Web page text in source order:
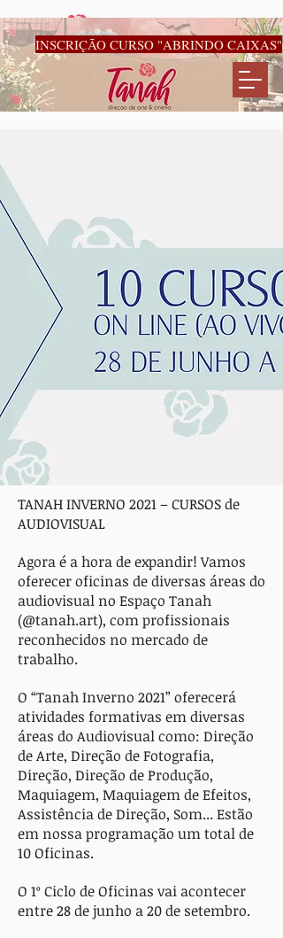
INSCRIÇÃO CURSO "ABRINDO CAIXAS"
TANAH INVERNO 2021 – CURSOS de
AUDIOVISUAL
Agora é a hora de expandir! Vamos
oferecer oficinas de diversas áreas do
audiovisual no Espaço Tanah
(@tanah.art), com profissionais
reconhecidos no mercado de
trabalho.
O “Tanah Inverno 2021” oferecerá
atividades formativas em diversas
áreas do Audiovisual como: Direção
de Arte, Direção de Fotografia,
Direção, Direção de Produção,
Maquiagem, Maquiagem de Efeitos,
Assistência de Direção, Som... Estão
em nossa programação um total de
10 Oficinas.
O 1º Ciclo de Oficinas vai acontecer
entre 28 de junho a 20 de setembro.